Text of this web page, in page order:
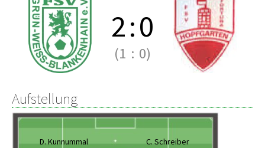
2:0
(1 : 0)
Aufstellung
D. Kunnummal
C. Schreiber